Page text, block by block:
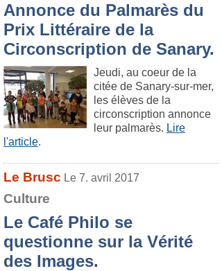
Annonce du Palmarès du
Prix Littéraire de la
Circonscription de Sanary.
Jeudi, au coeur de la
citée de Sanary-sur-mer,
les élèves de la
circonscription annonce
leur palmarès. Lire
l'article.
Le Brusc Le 7. avril 2017
Culture
Le Café Philo se
questionne sur la Vérité
des Images.